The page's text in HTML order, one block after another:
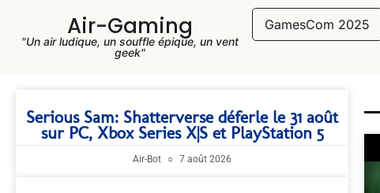
Air-Gaming
"Un air ludique, un souffle épique, un vent
geek"
GamesCom 2025
Serious Sam: Shatterverse déferle le 31 août
sur PC, Xbox Series X|S et PlayStation 5
Air-Bot 7 août 2026